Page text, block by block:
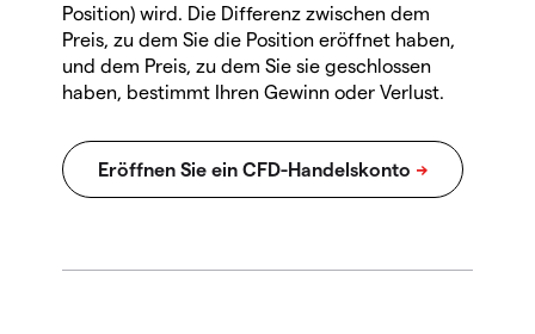
Position) wird. Die Differenz zwischen dem
Preis, zu dem Sie die Position eröffnet haben,
und dem Preis, zu dem Sie sie geschlossen
haben, bestimmt Ihren Gewinn oder Verlust.